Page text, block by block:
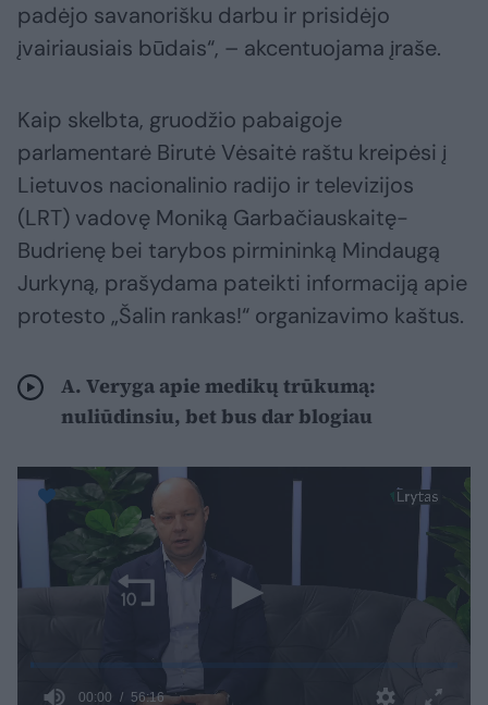
padėjo savanorišku darbu ir prisidėjo
įvairiausiais būdais“, – akcentuojama įraše.
Kaip skelbta, gruodžio pabaigoje
parlamentarė Birutė Vėsaitė raštu kreipėsi į
Lietuvos nacionalinio radijo ir televizijos
(LRT) vadovę Moniką Garbačiauskaitę-
Budrienę bei tarybos pirmininką Mindaugą
Jurkyną, prašydama pateikti informaciją apie
protesto „Šalin rankas!“ organizavimo kaštus.
A. Veryga apie medikų trūkumą:
nuliūdinsiu, bet bus dar blogiau